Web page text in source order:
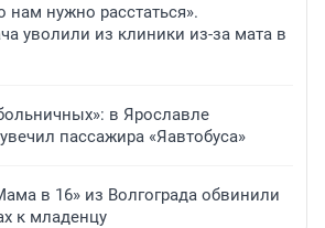
нам нужно расстаться».
уволили из клиники из-за мата в
в Ярославле
пассажира «Яавтобуса»
в 16» из Волгограда обвинили
к младенцу